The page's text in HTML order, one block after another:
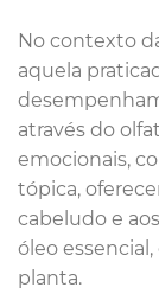
No contexto
aquela
através do
emocionais,
tópica,
cabeludo e
óleo
planta.